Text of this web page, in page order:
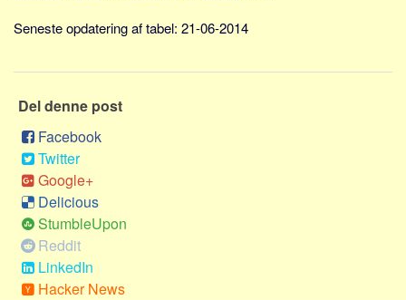
Emner
Skribenter
Personer
Steder
Kilder
Om
Webstedet
Forhistorien
Seneste opdatering af tabel: 21-06-2014
Del denne post
Facebook
Twitter
Google+
Delicious
StumbleUpon
Reddit
LinkedIn
Hacker News